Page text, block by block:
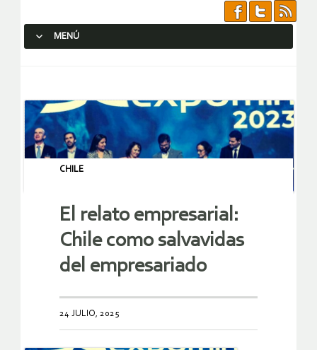
MENÚ
CHILE
El relato empresarial:
Chile como salvavidas
del empresariado
24 JULIO, 2025